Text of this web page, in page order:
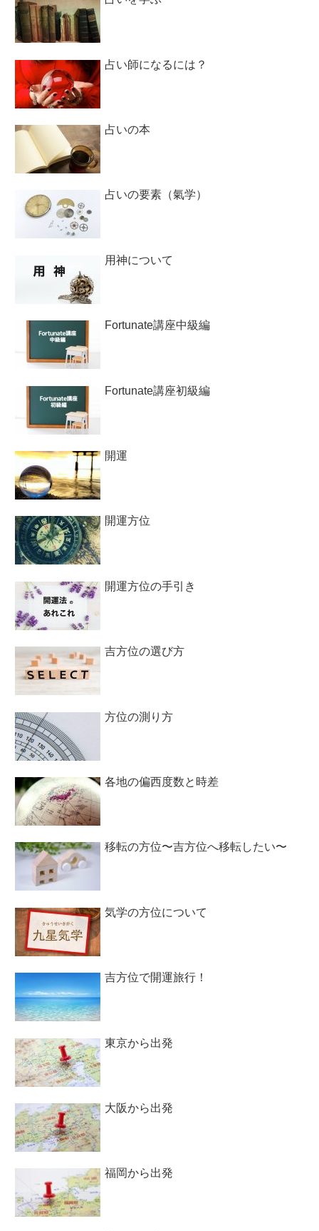
占い師になるには？
占いの本
占いの要素（氣学）
用神について
Fortunate講座中級編
Fortunate講座初級編
開運
開運方位
開運方位の手引き
吉方位の選び方
方位の測り方
各地の偏西度数と時差
移転の方位〜吉方位へ移転したい〜
気学の方位について
吉方位で開運旅行！
東京から出発
大阪から出発
福岡から出発